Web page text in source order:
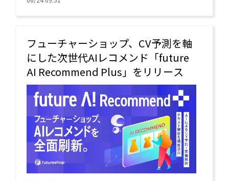
フューチャーショップ、CV予測を軸
にした次世代AIレコメンド「future
AI Recommend Plus」をリリース